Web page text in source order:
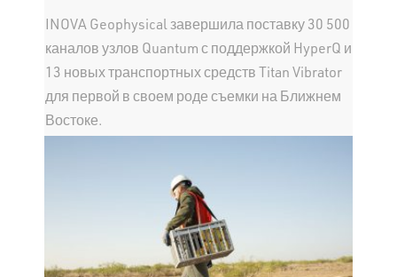
INOVA Geophysical завершила поставку 30 500
каналов узлов Quantum с поддержкой HyperQ и
13 новых транспортных средств Titan Vibrator
для первой в своем роде съемки на Ближнем
Востоке.